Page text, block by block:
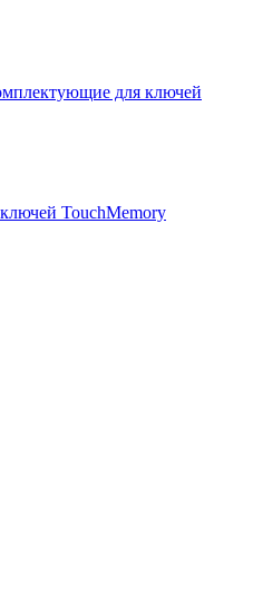
для ключей
TouchMemory